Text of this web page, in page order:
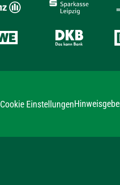
Cookie Einstellungen